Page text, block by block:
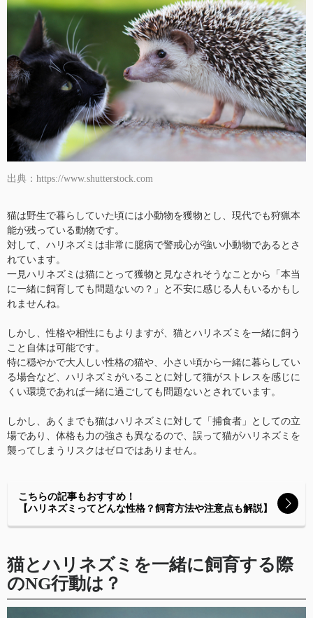
出典：https://www.shutterstock.com
猫は野生で暮らしていた頃には小動物を獲物とし、現代でも狩猟本
能が残っている動物です。
対して、ハリネズミは非常に臆病で警戒心が強い小動物であるとさ
れています。
一見ハリネズミは猫にとって獲物と見なされそうなことから「本当
に一緒に飼育しても問題ないの？」と不安に感じる人もいるかもし
れませんね。
しかし、性格や相性にもよりますが、猫とハリネズミを一緒に飼う
こと自体は可能です。
特に穏やかで大人しい性格の猫や、小さい頃から一緒に暮らしてい
る場合など、ハリネズミがいることに対して猫がストレスを感じに
くい環境であれば一緒に過ごしても問題ないとされています。
しかし、あくまでも猫はハリネズミに対して「捕食者」としての立
場であり、体格も力の強さも異なるので、誤って猫がハリネズミを
襲ってしまうリスクはゼロではありません。
こちらの記事もおすすめ！
【ハリネズミってどんな性格？飼育方法や注意点も解説】
猫とハリネズミを一緒に飼育する際
のNG行動は？